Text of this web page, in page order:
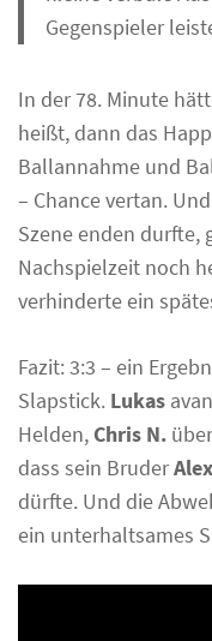
Gegenspieler
In der 78. Minute
heißt, dann das
Ballannahme und
– Chance vertan.
Szene enden durfte,
Nachspielzeit noch
verhinderte ein
Fazit: 3:3 – ein
Slapstick. Lukas
Helden, Chris N.
dass sein Bruder
dürfte. Und die
ein unterhaltsames